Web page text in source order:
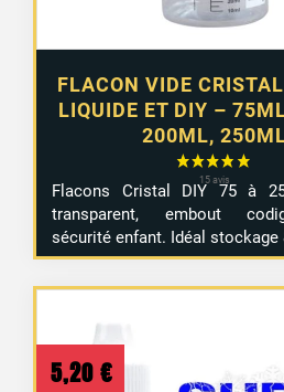
FLACON VIDE
LIQUIDE ET DIY –
200ML,
Flacons Cristal DIY 75 à
transparent, embout
sécurité enfant. Idéal stockage
5,20 €